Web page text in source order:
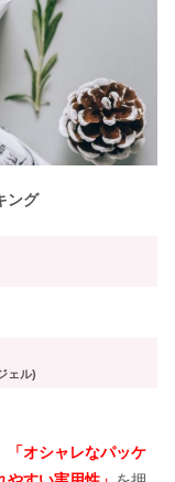
ング
ェル)
「オシャレなパッケ